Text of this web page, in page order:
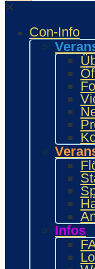
✕
Con-Info
Infos
Peggy Pollow
20. Mai 2026